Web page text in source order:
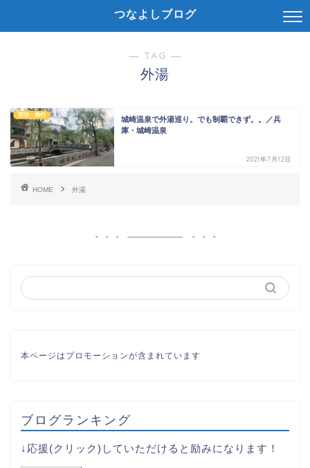
つなよしブログ
― TAG ―
外湯
宿泊・旅行
城崎温泉で外湯巡り。でも制覇できず。。／兵
庫・城崎温泉
2021年7月12日
HOME 外湯
本ページはプロモーションが含まれています
ブログランキング
↓応援(クリック)していただけると励みになります！